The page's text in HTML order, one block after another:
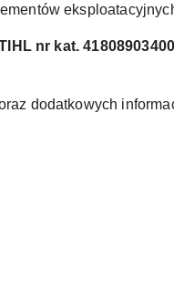
nr kat. 41808903400
dodatkowych